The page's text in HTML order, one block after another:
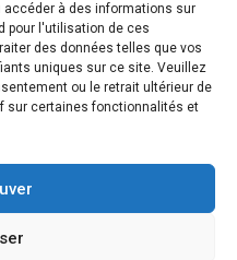
à des informations sur
pour l'utilisation de ces
des données telles que vos
uniques sur ce site. Veuillez
ou le retrait ultérieur de
sur certaines fonctionnalités et